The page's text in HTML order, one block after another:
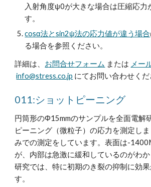
入射角度ψ0が大きな場合は圧縮応力
す。
cosα法とsin2ψ法の応力値が違う場合
る場合を参照ください。
詳細は、 お問合せフォーム または メー
info@stress.co.jp にてお問い合わせくだ
011:ショットピーニング
円筒形のΦ15mmのサンプルを全面電解
ピーニング（微粒子）の応力を測定し
みでの測定をしています。表面は-
が、内部は急激に緩和しているのがわ
研究では、特に初期のき裂の抑制に効
す。